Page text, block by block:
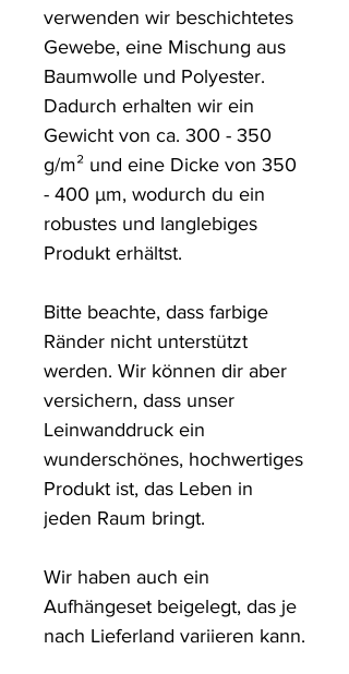
verwenden wir beschichtetes
Gewebe, eine Mischung aus
Baumwolle und Polyester.
Dadurch erhalten wir ein
Gewicht von ca. 300 - 350
g/m² und eine Dicke von 350
- 400 µm, wodurch du ein
robustes und langlebiges
Produkt erhältst.
Bitte beachte, dass farbige
Ränder nicht unterstützt
werden. Wir können dir aber
versichern, dass unser
Leinwanddruck ein
wunderschönes, hochwertiges
Produkt ist, das Leben in
jeden Raum bringt.
Wir haben auch ein
Aufhängeset beigelegt, das je
nach Lieferland variieren kann.